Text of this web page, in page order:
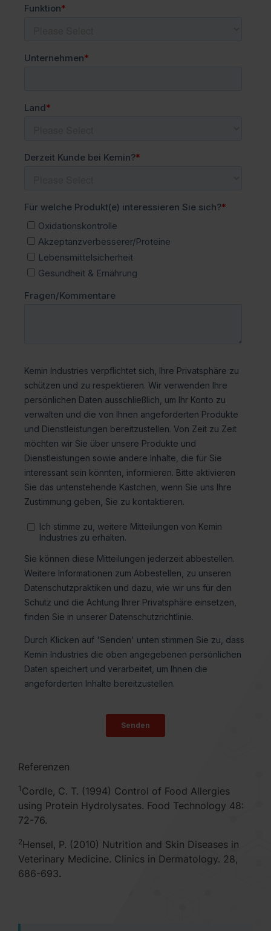
Referenzen
1 Cordle, C. T. (1994) Control of Food Allergies
using Protein Hydrolysates. Food Technology 48:
72-76.
2Hensel, P. (2010) Nutrition and Skin Diseases in
Veterinary Medicine. Clinics in Dermatology. 28,
686-693.